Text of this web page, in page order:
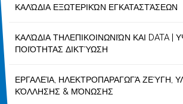
ΚΑΛΏΔΙΑ ΕΞΩΤΕΡΙΚΏΝ ΕΓΚΑΤΑΣΤΆΣΕΩΝ
ΚΑΛΏΔΙΑ ΤΗΛΕΠΙΚΟΙΝΩΝΙΏΝ ΚΑΙ DATA |
ΠΟΙΌΤΗΤΑΣ ΔΙΚΤΎΩΣΗ
ΕΡΓΑΛΕΊΑ, ΗΛΕΚΤΡΟΠΑΡΑΓΩΓΆ ΖΕΎΓΗ,
ΚΌΛΛΗΣΗΣ & ΜΌΝΩΣΗΣ